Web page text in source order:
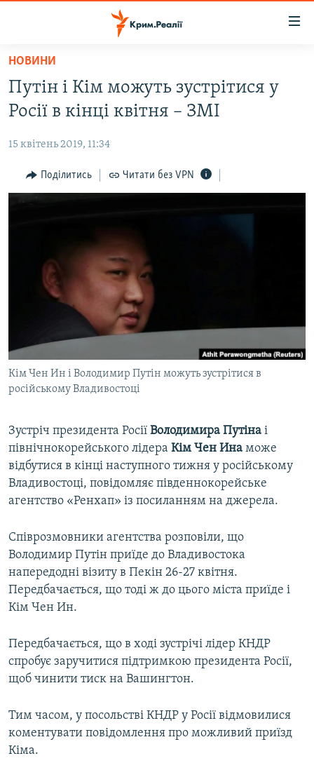
Перейти
основного
матеріалу
до
навігації
Перейти
ВОДА.КРИМ
ПОЛІТИКА
БЛОГИ
ПОГЛЯД
ВСЕ ЗА ДЕНЬ
СПЕЦПРОЕКТИ
ДЕПОРТАЦІЯ
ВІДЕОУРОКИ «ELIFBE»
УКРАЇНСЬКА ПРОБЛЕМА КРИМУ
ЯК ОБІЙТИ БЛОКУВАННЯ
Русский
Qırımtatar
Усі сайти RFE/RL
НОВИНИ
Путін і Кім можуть зустрітися у
Росії в кінці квітня – ЗМІ
15 квітень 2019, 11:34
Поділитись Читати без VPN
Кім Чен Ин і Володимир Путін можуть зустрітися в
російському Владивостоці
Зустріч президента Росії Володимира Путіна і
північнокорейського лідера Кім Чен Ина може
відбутися в кінці наступного тижня у російському
Владивостоці, повідомляє південнокорейське
агентство «Ренхап» із посиланням на джерела.
Співрозмовники агентства розповіли, що
Володимир Путін приїде до Владивостока
напередодні візиту в Пекін 26-27 квітня.
Передбачається, що тоді ж до цього міста приїде і
Кім Чен Ин.
Передбачається, що в ході зустрічі лідер КНДР
спробує заручитися підтримкою президента Росії,
щоб чинити тиск на Вашингтон.
Тим часом, у посольстві КНДР у Росії відмовилися
коментувати повідомлення про можливий приїзд
Кіма.